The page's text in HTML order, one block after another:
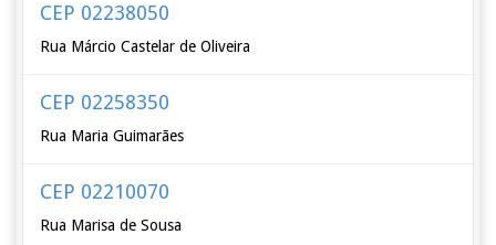
CEP 02238050
Rua Márcio Castelar de Oliveira
CEP 02258350
Rua Maria Guimarães
CEP 02210070
Rua Marisa de Sousa